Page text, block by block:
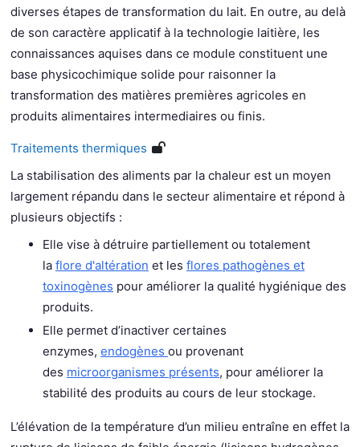
diverses étapes de transformation du lait. En outre, au delà
de son caractère applicatif à la technologie laitière, les
connaissances aquises dans ce module constituent une
base physicochimique solide pour raisonner la
transformation des matières premières agricoles en
produits alimentaires intermediaires ou finis.
Traitements thermiques
La stabilisation des aliments par la chaleur est un moyen
largement répandu dans le secteur alimentaire et répond à
plusieurs objectifs :
Elle vise à détruire partiellement ou totalement
la flore d'altération et les flores pathogènes et
toxinogènes pour améliorer la qualité hygiénique des
produits.
Elle permet d’inactiver certaines
enzymes, endogènes ou provenant
des microorganismes présents, pour améliorer la
stabilité des produits au cours de leur stockage.
L’élévation de la température d’un milieu entraîne en effet la